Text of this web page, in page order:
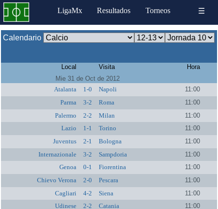
LigaMx Resultados Torneos ☰
Calendario
Local Visita
Hora
Mie 31 de Oct de 2012
Atalanta
1-0 Napoli
11:00
Parma
3-2 Roma
11:00
Palermo
2-2 Milan
11:00
Lazio
1-1 Torino
11:00
Juventus
2-1 Bologna
11:00
Internazionale
3-2 Sampdoria
11:00
Genoa
0-1 Fiorentina
11:00
Chievo Verona
2-0 Pescara
11:00
Cagliari
4-2 Siena
11:00
Udinese
2-2 Catania 11:00